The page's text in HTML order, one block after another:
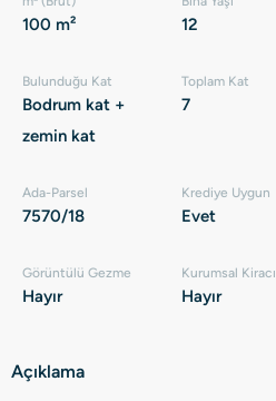
100 m² 12
Bulunduğu Kat
Bodrum kat +
zemin kat
Toplam Kat
7
Ada-Parsel
7570/18
Krediye Uygun
Evet
Görüntülü Gezme
Hayır
Kurumsal Kiracı
Hayır
Açıklama